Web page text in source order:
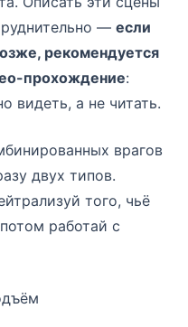
— если
рекомендуется
прохождение:
видеть, а не читать.
врагов
двух типов.
того, чьё
работай с